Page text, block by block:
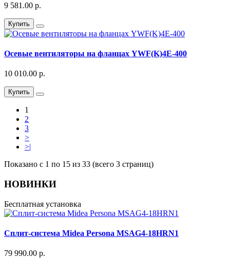
9 581.00 р.
Купить
Осевые вентиляторы на фланцах YWF(K)4E-400
10 010.00 р.
Купить
1
2
3
>
>|
Показано с 1 по 15 из 33 (всего 3 страниц)
НОВИНКИ
Бесплатная установка
Сплит-система Midea Persona MSAG4-18HRN1
79 990.00 р.